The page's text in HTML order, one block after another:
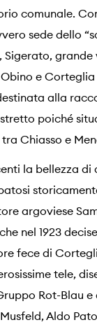
comunale.
sede dello
Sigerato,
e
alla
poiché
Chiasso e
la bellezza
argoviese
nel 1923
fece di
tele,
Rot-Blau e
Aldo